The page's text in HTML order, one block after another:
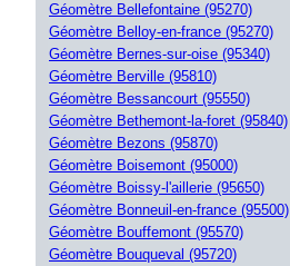
Géomètre Bellefontaine (95270)
Géomètre Belloy-en-france (95270)
Géomètre Bernes-sur-oise (95340)
Géomètre Berville (95810)
Géomètre Bessancourt (95550)
Géomètre Bethemont-la-foret (95840)
Géomètre Bezons (95870)
Géomètre Boisemont (95000)
Géomètre Boissy-l'aillerie (95650)
Géomètre Bonneuil-en-france (95500)
Géomètre Bouffemont (95570)
Géomètre Bouqueval (95720)